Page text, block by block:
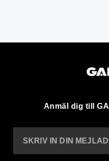
Anmäl dig till
SKRIV IN DIN